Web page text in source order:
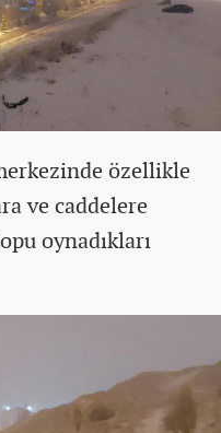
özellikle
ve caddelere
oynadıkları